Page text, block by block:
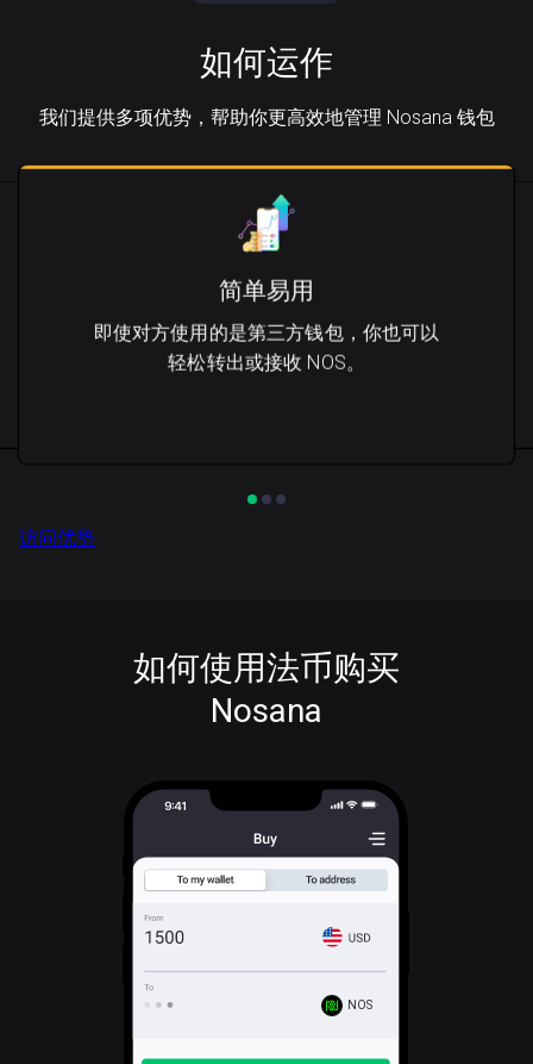
如何运作
我们提供多项优势，帮助你更高效地管理 Nosana 钱包
简单易用
即使对方使用的是第三方钱包，你也可以
轻松转出或接收 NOS。
访问优势
如何使用法币购买
Nosana
NOS